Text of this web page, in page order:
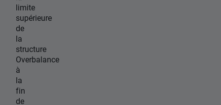
limite
supérieure
de
la
structure
Overbalance
à
la
fin
de